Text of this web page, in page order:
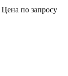
Цена по запросу